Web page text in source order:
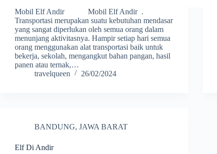
Mobil Elf Andir Mobil Elf Andir .
Transportasi merupakan suatu kebutuhan mendasar
yang sangat diperlukan oleh semua orang dalam
menunjang aktivitasnya. Hampir setiap hari semua
orang menggunakan alat transportasi baik untuk
bekerja, sekolah, mengangkut bahan pangan, hasil
panen atau ternak,…
travelqueen
26/02/2024
BANDUNG, JAWA BARAT
Elf Di Andir